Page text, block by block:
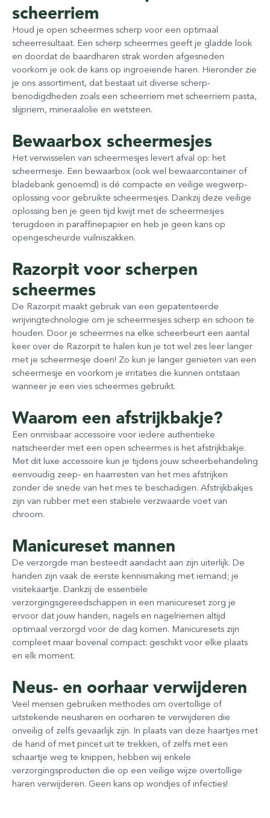
scheerriem
Houd je open scheermes scherp voor een optimaal
scheerresultaat. Een scherp scheermes geeft je gladde look
en doordat de baardharen strak worden afgesneden
voorkom je ook de kans op ingroeiende haren. Hieronder zie
je ons assortiment, dat bestaat uit diverse scherp-
benodigdheden zoals een scheerriem met scheerriem pasta,
slijpriem, mineraalolie en wetsteen.
Bewaarbox scheermesjes
Het verwisselen van scheermesjes levert afval op: het
scheermesje. Een bewaarbox (ook wel bewaarcontainer of
bladebank genoemd) is dé compacte en veilige wegwerp-
oplossing voor gebruikte scheermesjes. Dankzij deze veilige
oplossing ben je geen tijd kwijt met de scheermesjes
terugdoen in paraffinepapier en heb je geen kans op
opengescheurde vuilniszakken.
Razorpit voor scherpen
scheermes
De Razorpit maakt gebruik van een gepatenteerde
wrijvingtechnologie om je scheermesjes scherp en schoon te
houden. Door je scheermes na elke scheerbeurt een aantal
keer over de Razorpit te halen kun je tot wel zes leer langer
met je scheermesje doen! Zo kun je langer genieten van een
scheermesje en voorkom je irritaties die kunnen ontstaan
wanneer je een vies scheermes gebruikt.
Waarom een afstrijkbakje?
Een onmisbaar accessoire voor iedere authentieke
natscheerder met een open scheermes is het afstrijkbakje.
Met dit luxe accessoire kun je tijdens jouw scheerbehandeling
eenvoudig zeep- en haarresten van het mes afstrijken
zonder de snede van het mes te beschadigen. Afstrijkbakjes
zijn van rubber met een stabiele verzwaarde voet van
chroom.
Manicureset mannen
De verzorgde man besteedt aandacht aan zijn uiterlijk. De
handen zijn vaak de eerste kennismaking met iemand; je
visitekaartje. Dankzij de essentiële
verzorgingsgereedschappen in een manicureset zorg je
ervoor dat jouw handen, nagels en nagelriemen altijd
optimaal verzorgd voor de dag komen. Manicuresets zijn
compleet maar bovenal compact: geschikt voor elke plaats
en elk moment.
Neus- en oorhaar verwijderen
Veel mensen gebruiken methodes om overtollige of
uitstekende neusharen en oorharen te verwijderen die
onveilig of zelfs gevaarlijk zijn. In plaats van deze haartjes met
de hand of met pincet uit te trekken, of zelfs met een
schaartje weg te knippen, hebben wij enkele
verzorgingsproducten die op een veilige wijze overtollige
haren verwijderen. Geen kans op wondjes of infecties!